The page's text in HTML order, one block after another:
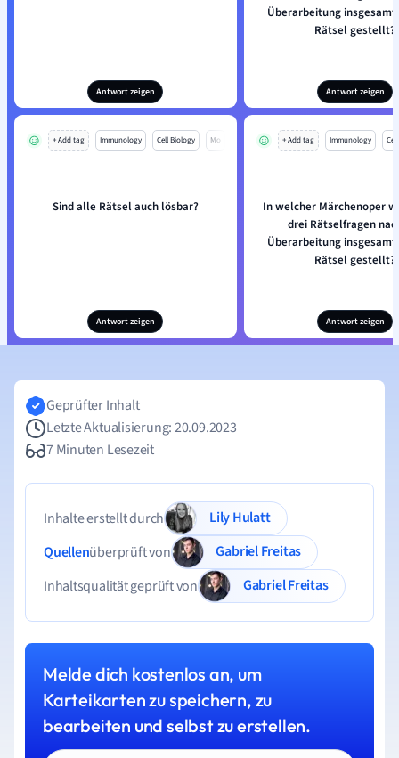
Antwort zeigen
Überarbeitung
Rätsel gestellt?
Antwort zeigen
+ Add tag Immunology Cell Biology Mo
Sind alle Rätsel auch lösbar?
Antwort zeigen
+ Add tag Immunology
In welcher Märchenoper
drei Rätselfragen
Überarbeitung
Rätsel gestellt?
Antwort zeigen
Geprüfter Inhalt
Letzte Aktualisierung: 20.09.2023
7 Minuten Lesezeit
Inhalte erstellt durch
Lily Hulatt
Quellenüberprüft von
Gabriel Freitas
Inhaltsqualität geprüft von
Gabriel Freitas
Melde dich kostenlos an, um
Karteikarten zu speichern, zu
bearbeiten und selbst zu erstellen.